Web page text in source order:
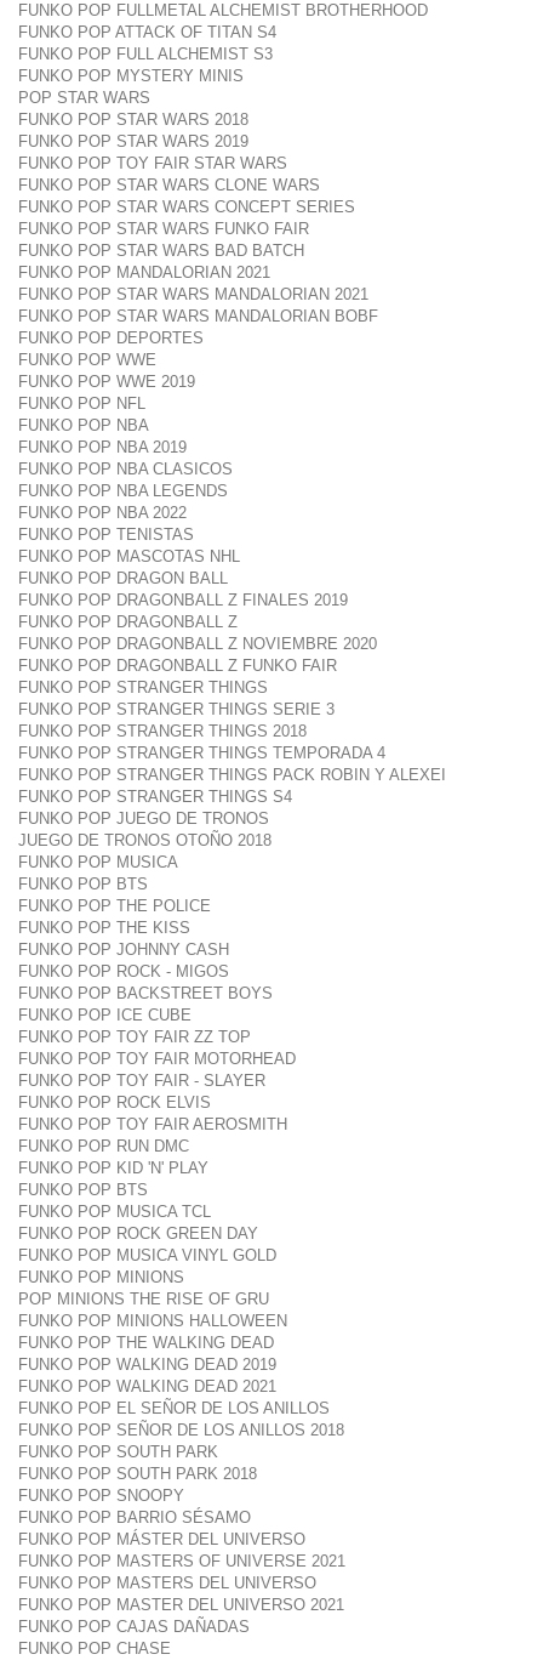
FUNKO POP FULLMETAL ALCHEMIST BROTHERHOOD
FUNKO POP ATTACK OF TITAN S4
FUNKO POP FULL ALCHEMIST S3
FUNKO POP MYSTERY MINIS
POP STAR WARS
FUNKO POP STAR WARS 2018
FUNKO POP STAR WARS 2019
FUNKO POP TOY FAIR STAR WARS
FUNKO POP STAR WARS CLONE WARS
FUNKO POP STAR WARS CONCEPT SERIES
FUNKO POP STAR WARS FUNKO FAIR
FUNKO POP STAR WARS BAD BATCH
FUNKO POP MANDALORIAN 2021
FUNKO POP STAR WARS MANDALORIAN 2021
FUNKO POP STAR WARS MANDALORIAN BOBF
FUNKO POP DEPORTES
FUNKO POP WWE
FUNKO POP WWE 2019
FUNKO POP NFL
FUNKO POP NBA
FUNKO POP NBA 2019
FUNKO POP NBA CLASICOS
FUNKO POP NBA LEGENDS
FUNKO POP NBA 2022
FUNKO POP TENISTAS
FUNKO POP MASCOTAS NHL
FUNKO POP DRAGON BALL
FUNKO POP DRAGONBALL Z FINALES 2019
FUNKO POP DRAGONBALL Z
FUNKO POP DRAGONBALL Z NOVIEMBRE 2020
FUNKO POP DRAGONBALL Z FUNKO FAIR
FUNKO POP STRANGER THINGS
FUNKO POP STRANGER THINGS SERIE 3
FUNKO POP STRANGER THINGS 2018
FUNKO POP STRANGER THINGS TEMPORADA 4
FUNKO POP STRANGER THINGS PACK ROBIN Y ALEXEI
FUNKO POP STRANGER THINGS S4
FUNKO POP JUEGO DE TRONOS
JUEGO DE TRONOS OTOÑO 2018
FUNKO POP MUSICA
FUNKO POP BTS
FUNKO POP THE POLICE
FUNKO POP THE KISS
FUNKO POP JOHNNY CASH
FUNKO POP ROCK - MIGOS
FUNKO POP BACKSTREET BOYS
FUNKO POP ICE CUBE
FUNKO POP TOY FAIR ZZ TOP
FUNKO POP TOY FAIR MOTORHEAD
FUNKO POP TOY FAIR - SLAYER
FUNKO POP ROCK ELVIS
FUNKO POP TOY FAIR AEROSMITH
FUNKO POP RUN DMC
FUNKO POP KID 'N' PLAY
FUNKO POP BTS
FUNKO POP MUSICA TCL
FUNKO POP ROCK GREEN DAY
FUNKO POP MUSICA VINYL GOLD
FUNKO POP MINIONS
POP MINIONS THE RISE OF GRU
FUNKO POP MINIONS HALLOWEEN
FUNKO POP THE WALKING DEAD
FUNKO POP WALKING DEAD 2019
FUNKO POP WALKING DEAD 2021
FUNKO POP EL SEÑOR DE LOS ANILLOS
FUNKO POP SEÑOR DE LOS ANILLOS 2018
FUNKO POP SOUTH PARK
FUNKO POP SOUTH PARK 2018
FUNKO POP SNOOPY
FUNKO POP BARRIO SÉSAMO
FUNKO POP MÁSTER DEL UNIVERSO
FUNKO POP MASTERS OF UNIVERSE 2021
FUNKO POP MASTERS DEL UNIVERSO
FUNKO POP MASTER DEL UNIVERSO 2021
FUNKO POP CAJAS DAÑADAS
FUNKO POP CHASE